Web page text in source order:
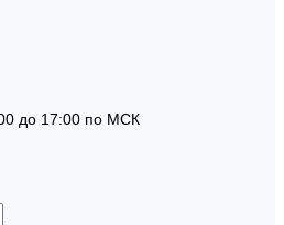
до 17:00 по МСК